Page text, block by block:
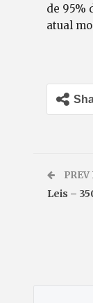
de 95%
atual
PREV
Leis –